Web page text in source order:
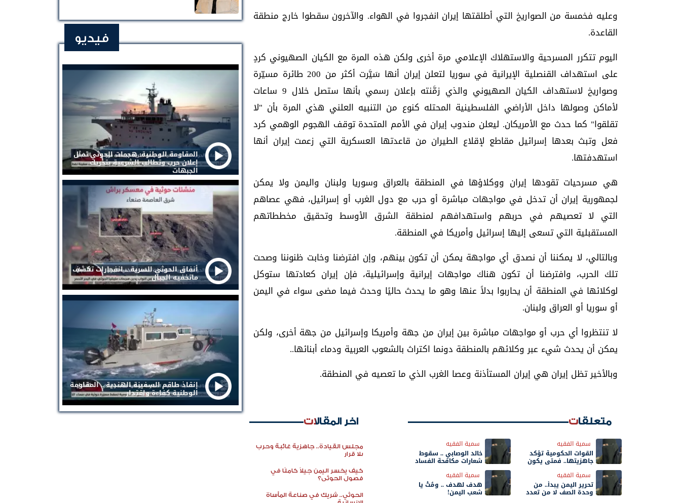
وعليه فخمسة من الصواريخ التي أطلقتها إيران انفجروا في الهواء. والآخرون سقطوا خارج منطقة
القاعدة.
اليوم تتكرر المسرحية والاستهلاك الإعلامي مرة أخرى ولكن هذه المرة مع الكيان الصهيوني كردٍ
على استهداف القنصلية الإيرانية في سوريا لتعلن إيران أنها سَيَّرت أكثر من 200 طائرة مسيّرة
وصواريخ لاستهداف الكيان الصهيوني والذي زمَّنته بإعلان رسمي بأنها ستصل خلال 9 ساعات
لأماكن وصولها داخل الأراضي الفلسطينية المحتله كنوع من التنبيه العلني هذي المرة بأن "لا
تقلقوا" كما حدث مع الأمريكان. ليعلن مندوب إيران في الأمم المتحدة توقف الهجوم الوهمي كرد
فعل وتبث بعدها إسرائيل مقاطع لإقلاع الطيران من قاعدتها العسكرية التي زعمت إيران أنها
استهدفتها.
هي مسرحيات تقودها إيران ووكلاؤها في المنطقة بالعراق وسوريا ولبنان واليمن ولا يمكن
لجمهورية إيران أن تدخل في مواجهات مباشرة أو حرب مع دول الغرب أو إسرائيل، فهي عصاهم
التي لا تعصيهم في حربهم واستهدافهم لمنطقة الشرق الأوسط وتحقيق مخططاتهم
المستقبلية التي تسعى إليها إسرائيل وأمريكا في المنطقة.
وبالتالي، لا يمكننا أن نصدق أي مواجهة يمكن أن تكون بينهم، وإن افترضنا وخابت ظنوننا وصحت
تلك الحرب، وافترضنا أن تكون هناك مواجهات إيرانية وإسرائيلية، فإن إيران كعادتها ستوكل
لوكلائها في المنطقة أن يحاربوا بدلاً عنها وهو ما يحدث حاليًا وحدث فيما مضى سواء في اليمن
أو سوريا أو العراق ولبنان.
لا تنتظروا أي حرب أو مواجهات مباشرة بين إيران من جهة وأمريكا وإسرائيل من جهة أخرى، ولكن
يمكن أن يحدث شيء عبر وكلائهم بالمنطقة دونما اكتراث بالشعوب العربية ودماء أبنائها..
وبالأخير تظل إيران هي إيران المستأذنة وعصا الغرب الذي ما تعصيه في المنطقة.
متعلقات
سمية الفقيه
القوات الحكومية تؤكد
جاهزيتها.. فمتى يكون
سمية الفقيه
خالد الوصابي .. سقوط
شعارات مكافحة الفساد
سمية الفقيه
تحرير اليمن يبدأ.. من
وحدة الصف لا من تعدد
سمية الفقيه
هدف لهدف .. ومُتْ يا
شعب اليمن!
اخر المقالات
مجلس القيادة.. جاهزية غائبة وحرب
بلا قرار
كيف يخسر اليمن جيلاً كاملًا في
فصول الحوثي؟
الحوثي.. شريك في صناعة المأساة
فيديو
المقاومة الوطنية: هجمات الحوثي تمثل
إعلان حرب وتطالب الشرعية بتحريك
الجبهات
أنفاق الحوثي السرية .. انفجارات تكشف
ماتخفيه الجبال
إنقاذ طاقم السفينة الهندية .. المقاومة
الوطنية كفاءة واقتدار